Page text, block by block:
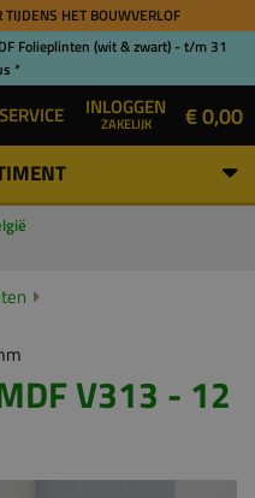
HET BOUWVERLOF
Folieplinten (wit & zwart) - t/m 31
*
SERVICE INLOGGEN
ZAKELIJK € 0,00
V313 - 12